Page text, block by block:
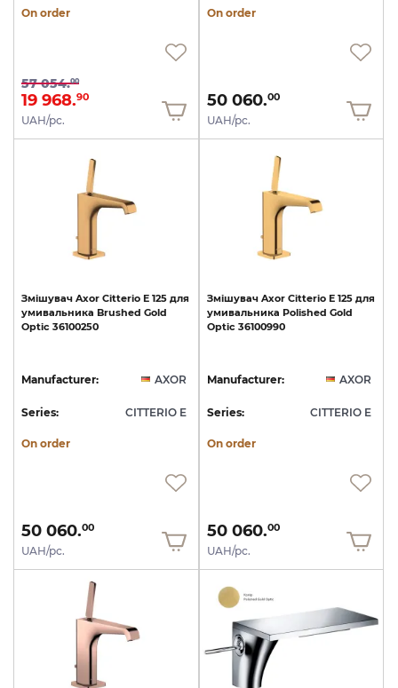
On order
57 054.00
19 968.90
UAH/pc.
On order
50 060.00
UAH/pc.
Змішувач Axor Citterio E 125 для
умивальника Brushed Gold
Optic 36100250
Manufacturer: AXOR
Series: CITTERIO E
On order
50 060.00
UAH/pc.
Змішувач Axor Citterio E 125 для
умивальника Polished Gold
Optic 36100990
Manufacturer: AXOR
Series: CITTERIO E
On order
50 060.00
UAH/pc.